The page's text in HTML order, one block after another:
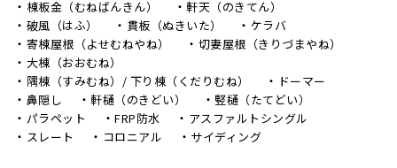
棟板金（むねばんきん）
軒天（のきてん）
破風（はふ）
貫板（ぬきいた）
ケラバ
寄棟屋根（よせむねやね）
切妻屋根（きりづまやね）
大棟（おおむね）
隅棟（すみむね）/ 下り棟（くだりむね）
ドーマー
鼻隠し
軒樋（のきどい）
竪樋（たてどい）
パラペット
FRP防水
アスファルトシングル
スレート
コロニアル サイディング